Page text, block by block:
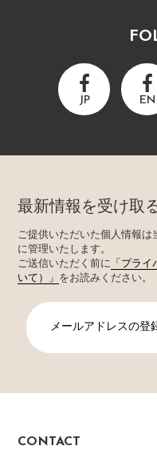
JP EN
最新情報を受け取
ご提供いただいた個人情報は
に管理いたします。
ご送信いただく前に
「プラ
いて）」 をお読みください。
メールアドレスの登
CONTACT